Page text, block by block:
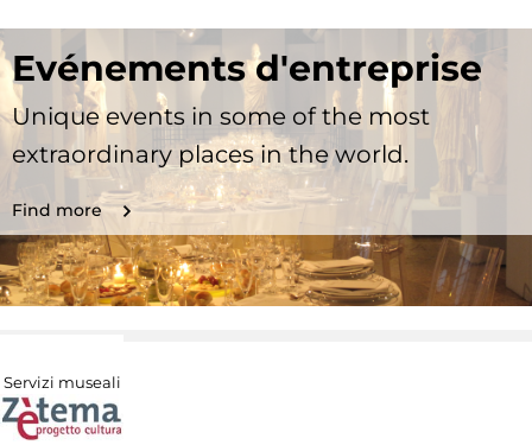
Evénements d'entreprise
Unique events in some of the most
extraordinary places in the world.
Find more
Servizi museali